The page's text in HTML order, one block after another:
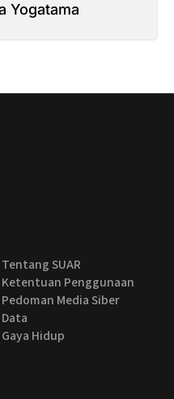
Yogatama
Tentang SUAR
Ketentuan Penggunaan
Pedoman Media Siber
Data
Gaya Hidup